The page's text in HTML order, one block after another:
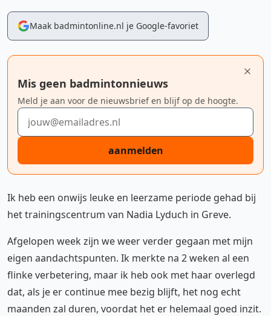
Maak badmintonline.nl je Google-favoriet
Mis geen badmintonnieuws
Meld je aan voor de nieuwsbrief en blijf op de hoogte.
E-mailadres
aanmelden
Ik heb een onwijs leuke en leerzame periode gehad bij
het trainingscentrum van Nadia Lyduch in Greve.
Afgelopen week zijn we weer verder gegaan met mijn
eigen aandachtspunten. Ik merkte na 2 weken al een
flinke verbetering, maar ik heb ook met haar overlegd
dat, als je er continue mee bezig blijft, het nog echt
maanden zal duren, voordat het er helemaal goed inzit.